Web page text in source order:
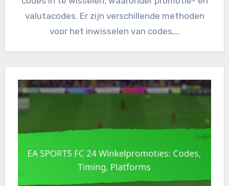
valutacodes. Er zijn verschillende methoden
voor het inwisselen van codes,…